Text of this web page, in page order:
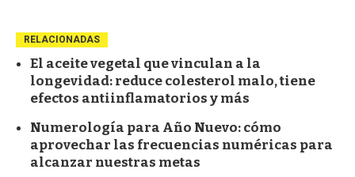
RELACIONADAS
El aceite vegetal que vinculan a la
longevidad: reduce colesterol malo, tiene
efectos antiinflamatorios y más
Numerología para Año Nuevo: cómo
aprovechar las frecuencias numéricas para
alcanzar nuestras metas